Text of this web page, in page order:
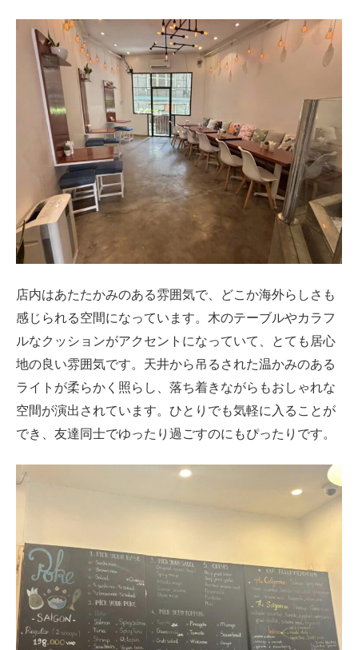
店内はあたたかみのある雰囲気で、どこか海外らしさも
感じられる空間になっています。木のテーブルやカラフ
ルなクッションがアクセントになっていて、とても居心
地の良い雰囲気です。天井から吊るされた温かみのある
ライトが柔らかく照らし、落ち着きながらもおしゃれな
空間が演出されています。ひとりでも気軽に入ることが
でき、友達同士でゆったり過ごすのにもぴったりです。